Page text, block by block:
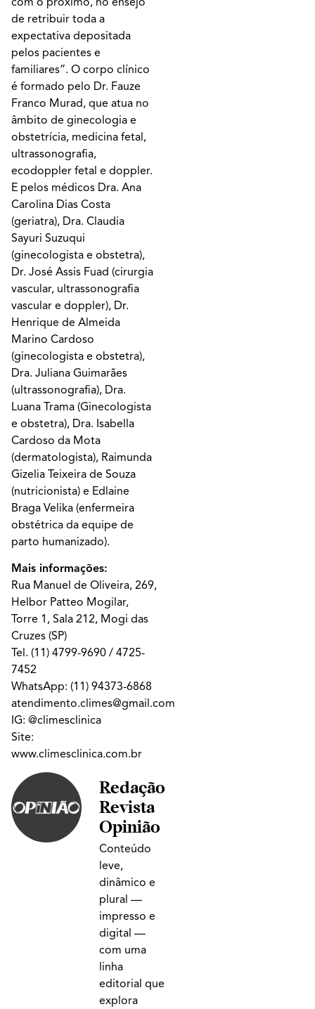
de retribuir toda a
expectativa depositada
pelos pacientes e
familiares”. O corpo clínico
é formado pelo Dr. Fauze
Franco Murad, que atua no
âmbito de ginecologia e
obstetrícia, medicina fetal,
ultrassonografia,
ecodoppler fetal e doppler.
E pelos médicos Dra. Ana
Carolina Dias Costa
(geriatra), Dra. Claudia
Sayuri Suzuqui
(ginecologista e obstetra),
Dr. José Assis Fuad (cirurgia
vascular, ultrassonografia
vascular e doppler), Dr.
Henrique de Almeida
Marino Cardoso
(ginecologista e obstetra),
Dra. Juliana Guimarães
(ultrassonografia), Dra.
Luana Trama (Ginecologista
e obstetra), Dra. Isabella
Cardoso da Mota
(dermatologista), Raimunda
Gizelia Teixeira de Souza
(nutricionista) e Edlaine
Braga Velika (enfermeira
obstétrica da equipe de
parto humanizado).
Mais informações:
Rua Manuel de Oliveira, 269,
Helbor Patteo Mogilar,
Torre 1, Sala 212, Mogi das
Cruzes (SP)
Tel. (11) 4799-9690 / 4725-
7452
WhatsApp: (11) 94373-6868
atendimento.climes@gmail.com
IG: @climesclinica
Site:
www.climesclinica.com.br
Redação
Revista
Opinião
Conteúdo
leve,
dinâmico e
plural —
impresso e
digital —
com uma
linha
editorial que
explora